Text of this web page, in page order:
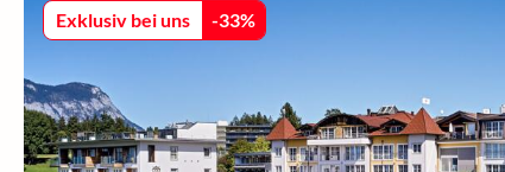
Exklusiv bei uns -33%